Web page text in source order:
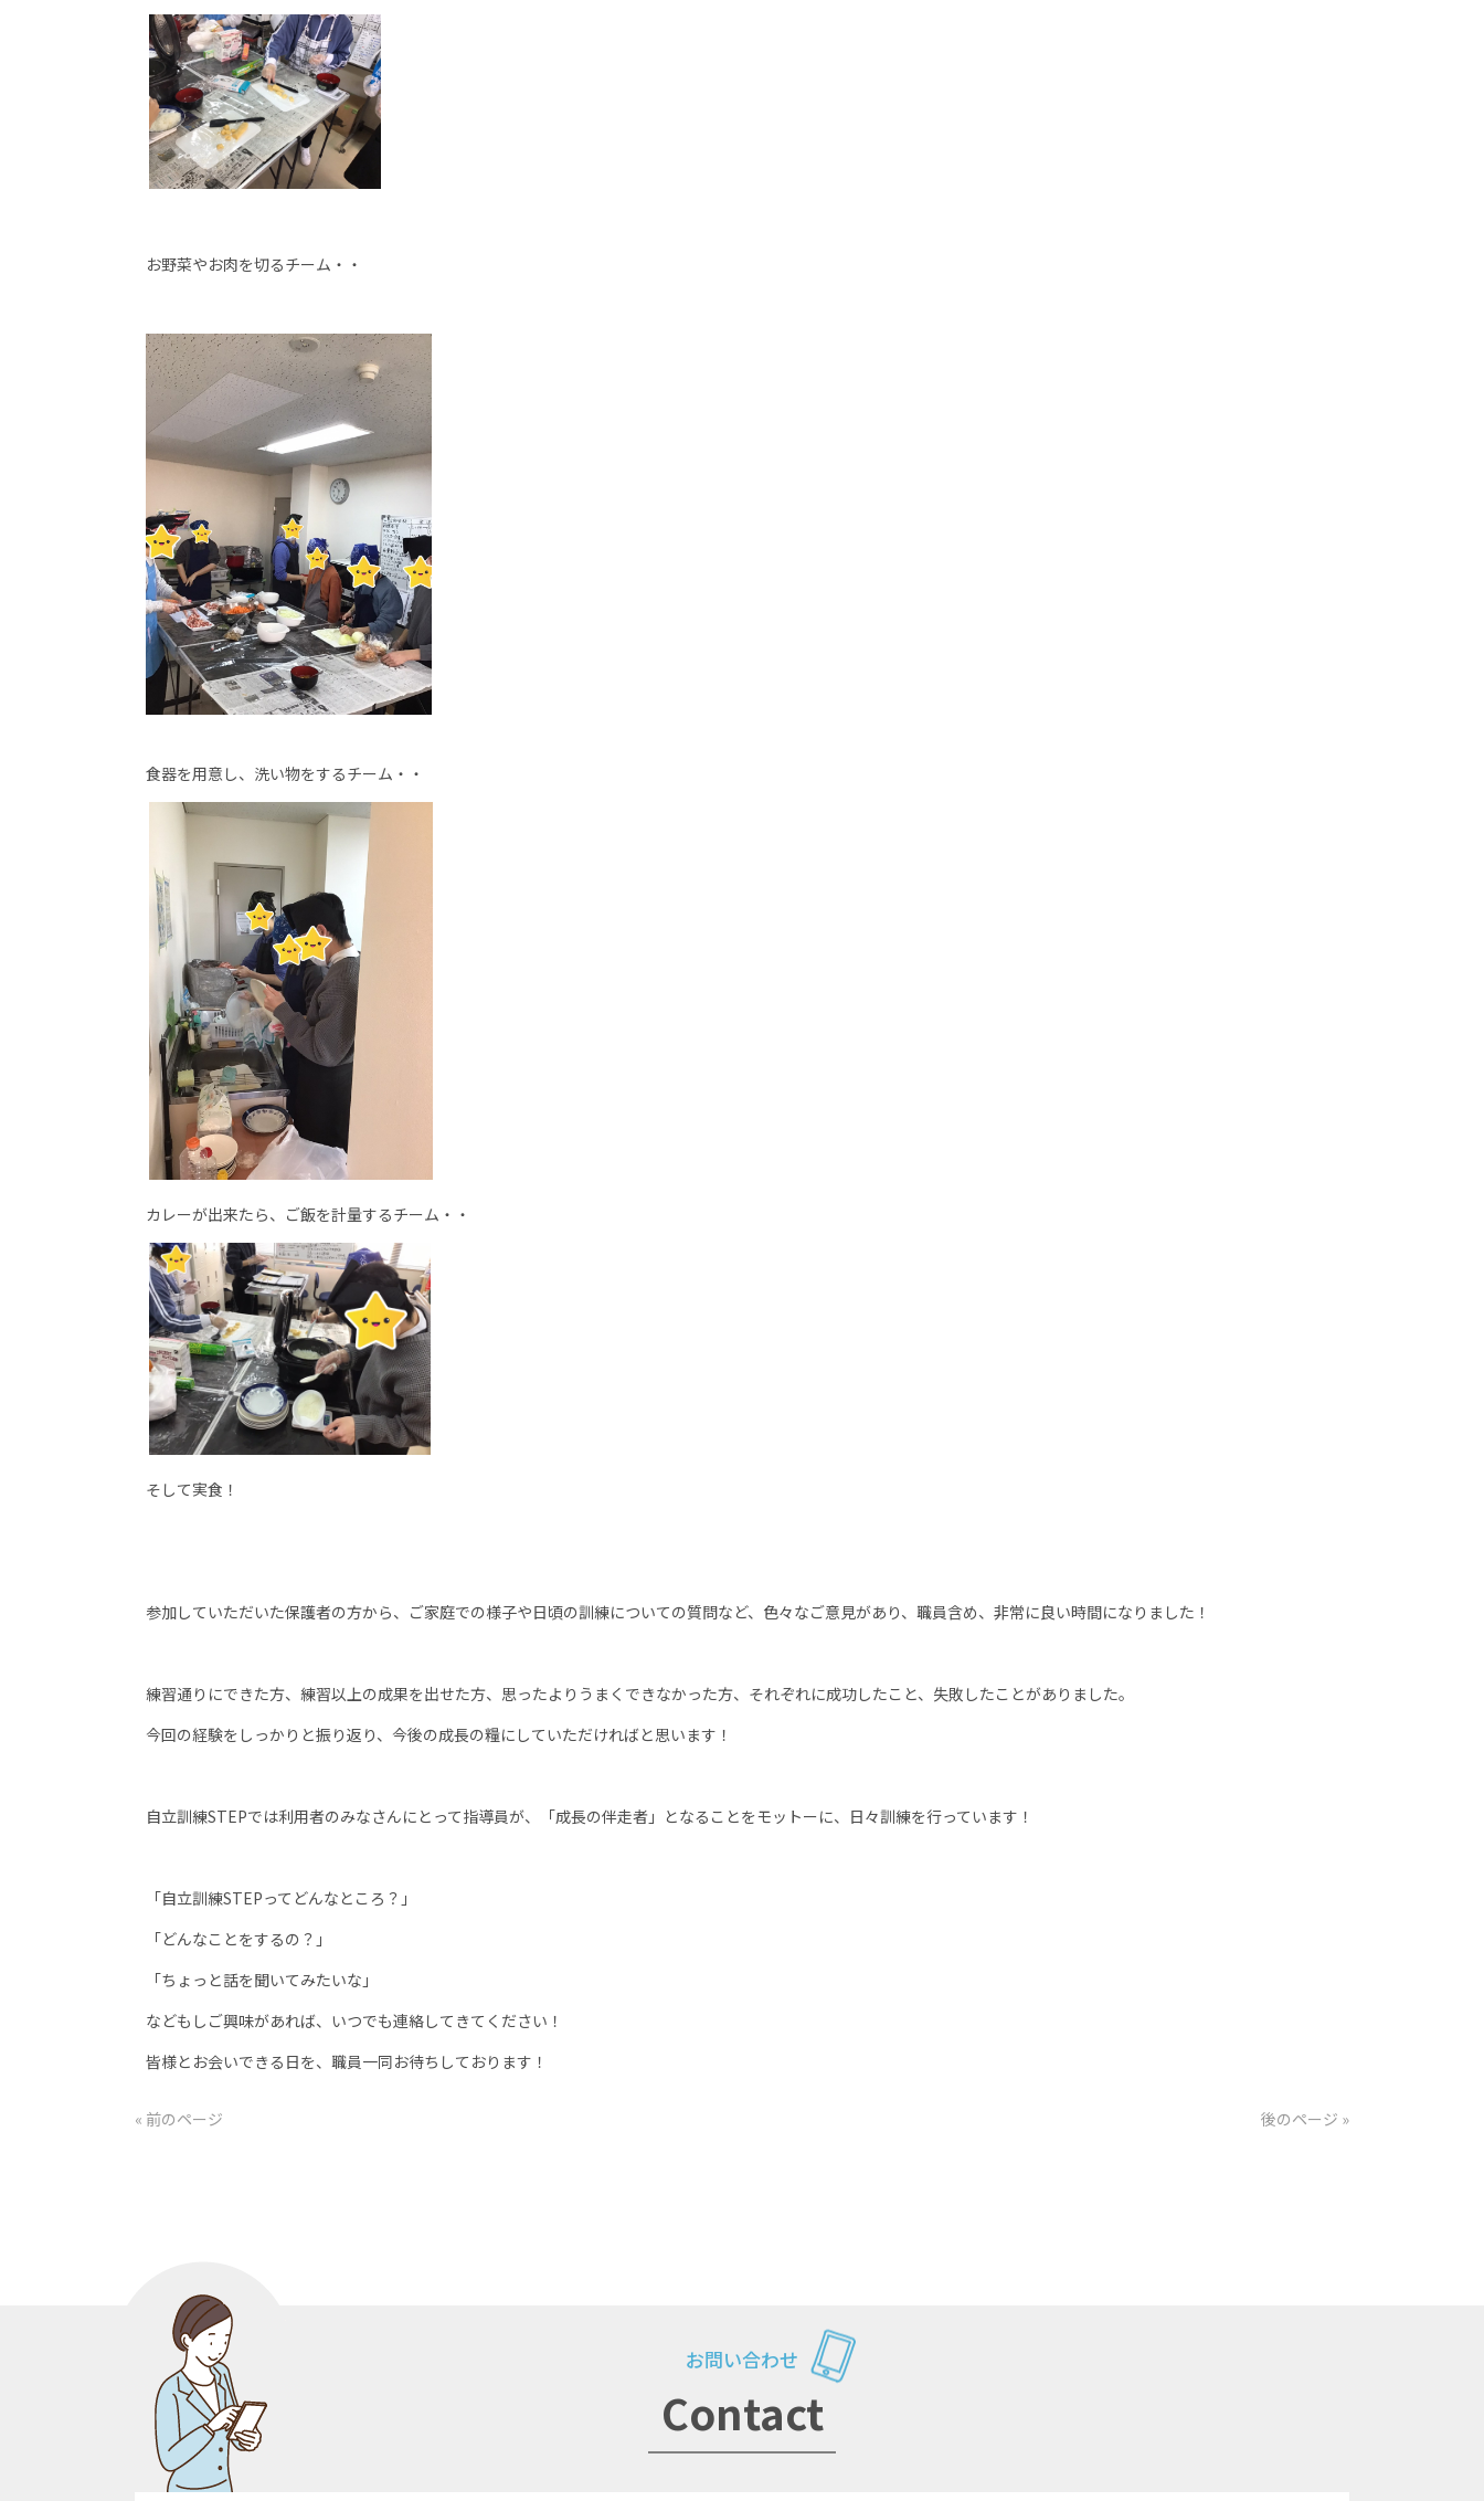
お野菜やお肉を切るチーム・・
食器を用意し、洗い物をするチーム・・
カレーが出来たら、ご飯を計量するチーム・・
そして実食！
参加していただいた保護者の方から、ご家庭での様子や日頃の訓練についての質問など、色々なご意見があり、職員含め、非常に良い時間になりました！
練習通りにできた方、練習以上の成果を出せた方、思ったよりうまくできなかった方、それぞれに成功したこと、失敗したことがありました。
今回の経験をしっかりと振り返り、今後の成長の糧にしていただければと思います！
自立訓練STEPでは利用者のみなさんにとって指導員が、「成長の伴走者」となることをモットーに、日々訓練を行っています！
「自立訓練STEPってどんなところ？」
「どんなことをするの？」
「ちょっと話を聞いてみたいな」
などもしご興味があれば、いつでも連絡してきてください！
皆様とお会いできる日を、職員一同お待ちしております！
« 前のページ 後のページ »
お問い合わせ
Contact